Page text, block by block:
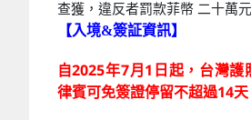
查獲，違反者罰款菲幣 二十萬元
【入境&簽証資訊】
自2025年7月1日起，台灣護
律賓可免簽證停留不超過14天